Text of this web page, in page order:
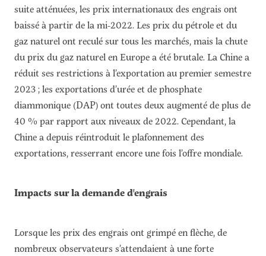
suite atténuées, les prix internationaux des engrais ont
baissé à partir de la mi-2022. Les prix du pétrole et du
gaz naturel ont reculé sur tous les marchés, mais la chute
du prix du gaz naturel en Europe a été brutale. La Chine a
réduit ses restrictions à l’exportation au premier semestre
2023 ; les exportations d’urée et de phosphate
diammonique (DAP) ont toutes deux augmenté de plus de
40 % par rapport aux niveaux de 2022. Cependant, la
Chine a depuis réintroduit le plafonnement des
exportations, resserrant encore une fois l’offre mondiale.
Impacts sur la demande d'engrais
Lorsque les prix des engrais ont grimpé en flèche, de
nombreux observateurs s’attendaient à une forte